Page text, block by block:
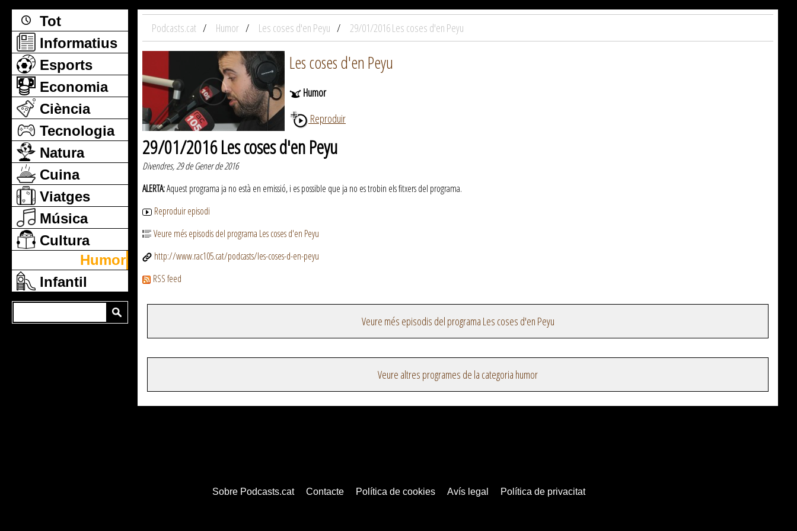
Tot
Informatius
Esports
Economia
Ciència
Tecnologia
Natura
Cuina
Viatges
Música
Cultura
Humor
Infantil
Podcasts.cat Humor Les coses d'en Peyu 29/01/2016 Les coses d'en Peyu
Les coses d'en Peyu
Humor
Reproduir
29/01/2016 Les coses d'en Peyu
Divendres, 29 de Gener de 2016
ALERTA:Aquest programa ja no està en emissió, i es possible que ja no es trobin els fitxers del programa.
Reproduir episodi
Veure més episodis del programa Les coses d'en Peyu
http://www.rac105.cat/podcasts/les-coses-d-en-peyu
RSS feed
Veure més episodis del programa Les coses d'en Peyu
Veure altres programes de la categoria humor
Sobre Podcasts.cat Contacte Política de cookies Avís legal Política de privacitat